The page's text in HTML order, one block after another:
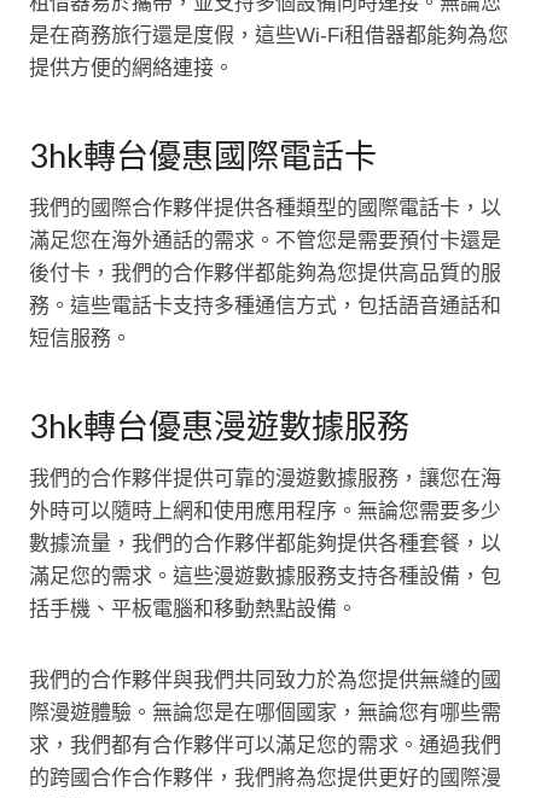
是在商務旅行還是度假，這些Wi-Fi租借器都能夠為您
提供方便的網絡連接。
3hk轉台優惠國際電話卡
我們的國際合作夥伴提供各種類型的國際電話卡，以
滿足您在海外通話的需求。不管您是需要預付卡還是
後付卡，我們的合作夥伴都能夠為您提供高品質的服
務。這些電話卡支持多種通信方式，包括語音通話和
短信服務。
3hk轉台優惠漫遊數據服務
我們的合作夥伴提供可靠的漫遊數據服務，讓您在海
外時可以隨時上網和使用應用程序。無論您需要多少
數據流量，我們的合作夥伴都能夠提供各種套餐，以
滿足您的需求。這些漫遊數據服務支持各種設備，包
括手機、平板電腦和移動熱點設備。
我們的合作夥伴與我們共同致力於為您提供無縫的國
際漫遊體驗。無論您是在哪個國家，無論您有哪些需
求，我們都有合作夥伴可以滿足您的需求。通過我們
的跨國合作合作夥伴，我們將為您提供更好的國際漫